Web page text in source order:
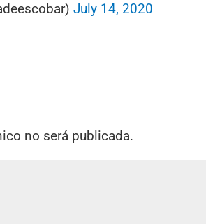
July 14, 2020
no será publicada.